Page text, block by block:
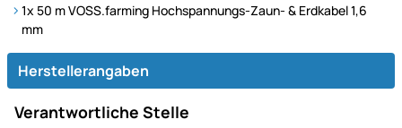
1x 50 m VOSS.farming Hochspannungs-Zaun- & Erdkabel 1,6
mm
Herstellerangaben
Verantwortliche Stelle